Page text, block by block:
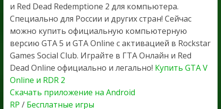
и Red Dead Redemptione 2 для компьютера.
Специально для России и других стран! Сейчас
можно купить официальную компьютерную
версию GTA 5 и GTA Online с активацией в Rockstar
Games Social Club. Играйте в ГТА Онлайн и Red
Dead Online официально и легально! Купить GTA V
Online и RDR 2
Скачать приложение на Android
RP / Бесплатные игры